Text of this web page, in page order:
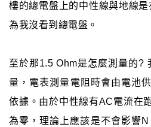
樓的總電盤上的中性線與地線
為我沒看到總電盤。
至於那1.5 Ohm是怎麼測量的?
量，電表測量電阻時會由電池
依據。由於中性線有AC電流在
為零，理論上應該是不會影響